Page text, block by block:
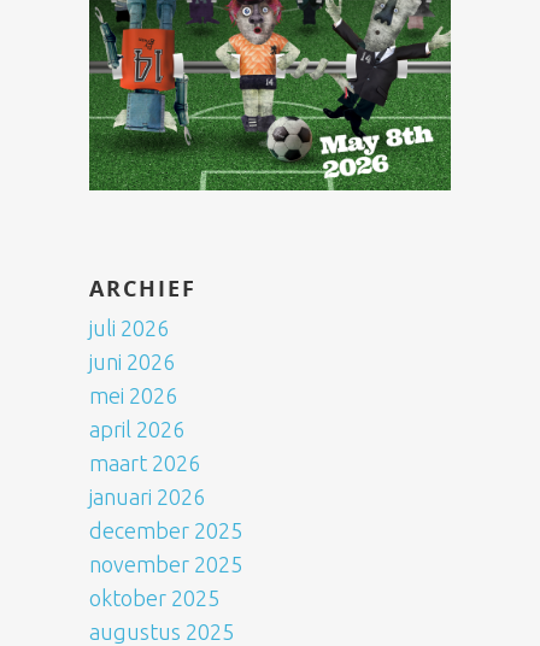
ARCHIEF
juli 2026
juni 2026
mei 2026
april 2026
maart 2026
januari 2026
december 2025
november 2025
oktober 2025
augustus 2025